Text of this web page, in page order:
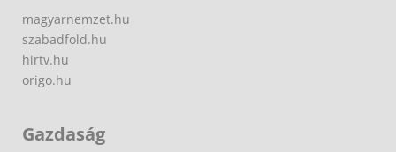
magyarnemzet.hu
szabadfold.hu
hirtv.hu
origo.hu
Gazdaság